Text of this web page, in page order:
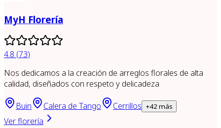
MyH Florería
4.8 (73)
Nos dedicamos a la creación de arreglos florales de alta
calidad, diseñados con respeto y delicadeza
Buin Calera de Tango Cerrillos +42 más
Ver florería